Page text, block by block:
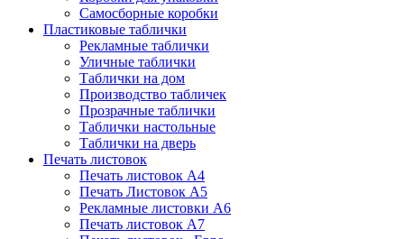
Самосборные коробки
Пластиковые таблички
Рекламные таблички
Уличные таблички
Таблички на дом
Производство табличек
Прозрачные таблички
Таблички настольные
Таблички на дверь
Печать листовок
Печать листовок А4
Печать Листовок А5
Рекламные листовки А6
Печать листовок А7